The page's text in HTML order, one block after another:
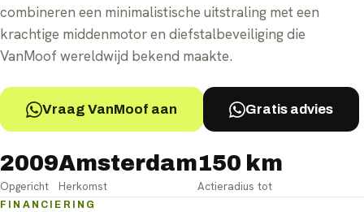
combineren een minimalistische uitstraling met een
krachtige middenmotor en diefstalbeveiliging die
VanMoof wereldwijd bekend maakte.
Vraag VanMoof aan Gratis advies
2009
Opgericht
Amsterdam
Herkomst
150 km
Actieradius tot
FINANCIERING